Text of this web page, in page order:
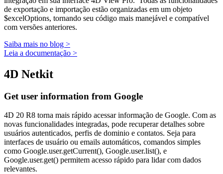
de exportação e importação estão organizadas em um objeto
$excelOptions, tornando seu código mais manejável e compatível
com versões anteriores.
Saiba mais no blog >
Leia a documentação >
4D Netkit
Get user information from Google
4D 20 R8 torna mais rápido acessar informação de Google. Com as
novas funcionalidades integradas, pode recuperar detalhes sobre
usuários autenticados, perfis de dominio e contatos. Seja para
interfaces de usuário ou emails automáticos, comandos simples
como Google.user.getCurrent(), Google.user.list(), e
Google.user.get() permitem acesso rápido para lidar com dados
relevantes.